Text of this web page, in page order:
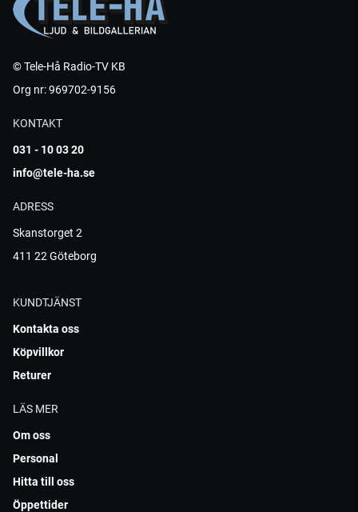
© Tele-Hå Radio-TV KB
Org nr: 969702-9156
KONTAKT
031 - 10 03 20
info@tele-ha.se
ADRESS
Skanstorget 2
411 22 Göteborg
KUNDTJÄNST
Kontakta oss
Köpvillkor
Returer
LÄS MER
Om oss
Personal
Hitta till oss
Öppettider